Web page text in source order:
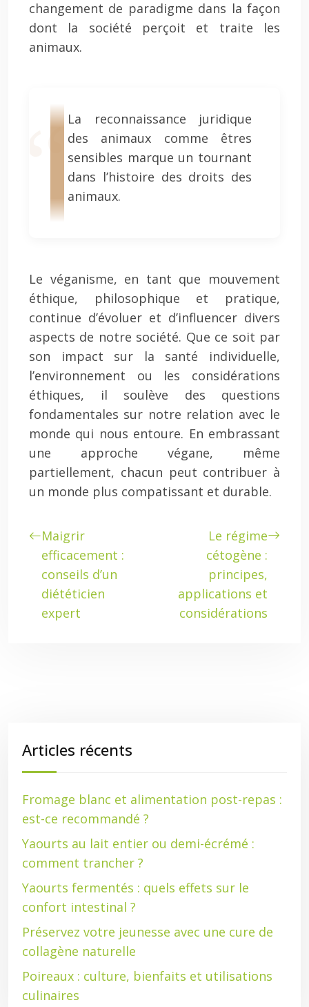
changement de paradigme dans la façon
dont la société perçoit et traite les
animaux.
La reconnaissance juridique
des animaux comme êtres
sensibles marque un tournant
dans l’histoire des droits des
animaux.
Le véganisme, en tant que mouvement
éthique, philosophique et pratique,
continue d’évoluer et d’influencer divers
aspects de notre société. Que ce soit par
son impact sur la santé individuelle,
l’environnement ou les considérations
éthiques, il soulève des questions
fondamentales sur notre relation avec le
monde qui nous entoure. En embrassant
une approche végane, même
partiellement, chacun peut contribuer à
un monde plus compatissant et durable.
Maigrir
efficacement :
conseils d’un
diététicien
expert
Le régime
cétogène :
principes,
applications et
considérations
Articles récents
Fromage blanc et alimentation post-repas :
est-ce recommandé ?
Yaourts au lait entier ou demi-écrémé :
comment trancher ?
Yaourts fermentés : quels effets sur le
confort intestinal ?
Préservez votre jeunesse avec une cure de
collagène naturelle
Poireaux : culture, bienfaits et utilisations
culinaires